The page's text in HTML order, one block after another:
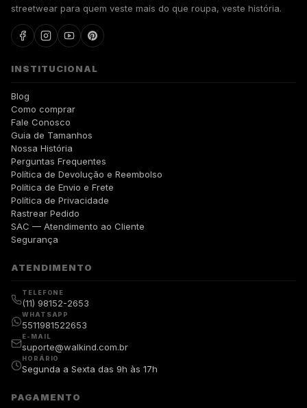
streetwear para quem veste mais do que roupa, veste história.
INSTITUCIONAL
Blog
Como comprar
Fale Conosco
Guia de Tamanhos
Nossa História
Perguntas Frequentes
Política de Devolução e Reembolso
Política de Envio e Frete
Política de Privacidade
Rastrear Pedido
SAC — Atendimento ao Cliente
Segurança
ATENDIMENTO
TELEFONE
(11) 98152-2653
WHATSAPP
5511981522653
E-MAIL
suporte@walkind.com.br
HORÁRIO
Segunda a Sexta das 9h às 17h
PAGAMENTO